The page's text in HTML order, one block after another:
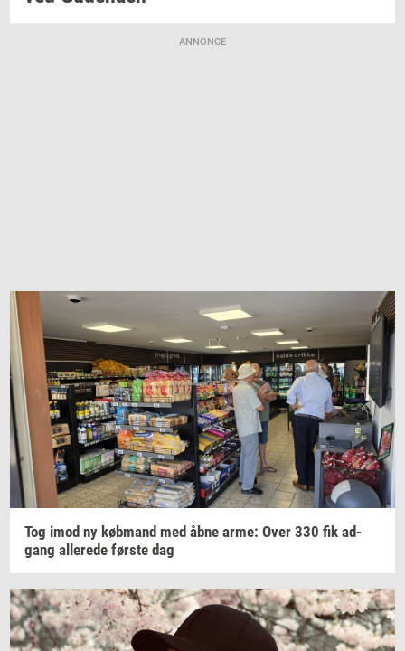
ANNONCE
Tog imod ny køb­mand med åbne arme: Over 330 fik ad­
gang al­le­re­de før­ste dag